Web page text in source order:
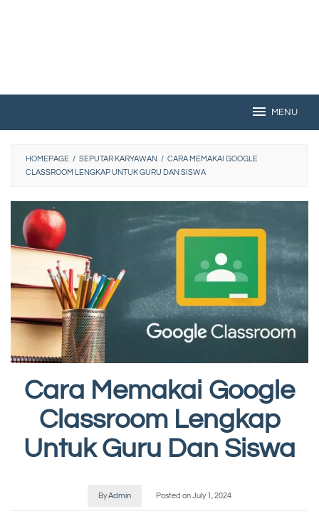
MENU
HOMEPAGE / SEPUTAR KARYAWAN / CARA MEMAKAI GOOGLE
CLASSROOM LENGKAP UNTUK GURU DAN SISWA
Cara Memakai Google
Classroom Lengkap
Untuk Guru Dan Siswa
ByAdmin Posted onJuly 1, 2024